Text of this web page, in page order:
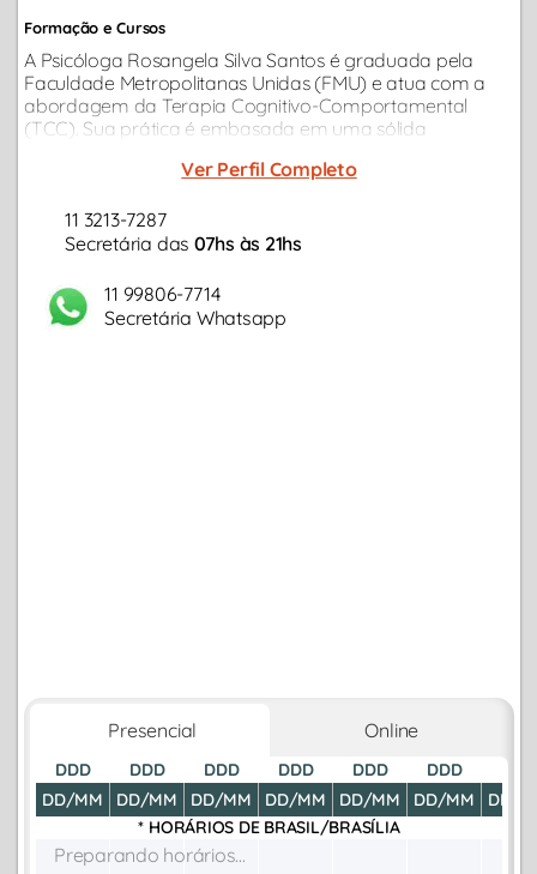
Formação e Cursos
A Psicóloga Rosangela Silva Santos é graduada pela
Faculdade Metropolitanas Unidas (FMU) e atua com a
abordagem da Terapia Cognitivo-Comportamental
(TCC). Sua prática é embasada em uma sólida
aprimoramento contínuo, que contribuem para o seu...
Ver Perfil Completo
11 3213-7287
Secretária das 07hs às 21hs
11 99806-7714
Secretária Whatsapp
Presencial Online
DDD
DD/MM
DDD
DD/MM
DDD
DD/MM
DDD
DD/MM
DDD
DD/MM
DDD
DD/MM
DD/
* HORÁRIOS DE BRASIL/BRASÍLIA
Preparando horários...